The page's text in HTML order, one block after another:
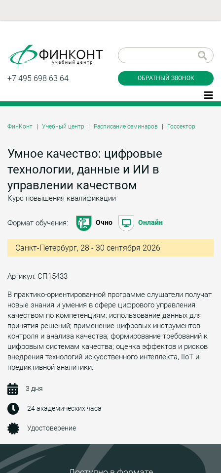
+7 495 698 63 64 ОБРАТНЫЙ ЗВОНОК
ФинКонт Учебный центр Расписание семинаров Госсектор
Умное качество: цифровые
технологии, данные и ИИ в
управлении качеством
Курс повышения квалификации
Формат обучения: Очно Онлайн
Санкт-Петербург, 28 - 30 сентября 2026
Артикул: СП15433
В практико-ориентированной программе слушатели получат
новые знания и умения в сфере цифрового управления
качеством по компетенциям: использование данных для
принятия решений; применение цифровых инструментов
контроля и анализа качества; формирование требований к
цифровым системам качества; оценка эффектов и рисков
внедрения технологий искусственного интеллекта, IIoT и
предиктивной аналитики.
3 дня
24 академических часа
Удостоверение
звонок
данные и соглашаюсь с
конфиденциальности
Заказать